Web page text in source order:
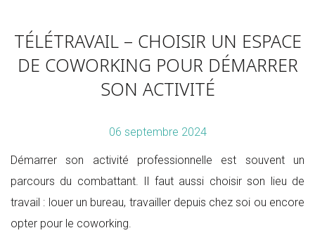
TÉLÉTRAVAIL – CHOISIR UN ESPACE
DE COWORKING POUR DÉMARRER
SON ACTIVITÉ
06 septembre 2024
Démarrer son activité professionnelle est souvent un
parcours du combattant. Il faut aussi choisir son lieu de
travail : louer un bureau, travailler depuis chez soi ou encore
opter pour le coworking.